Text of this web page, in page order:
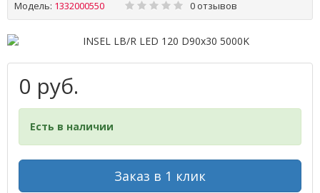
Модель: 1332000550 0 отзывов
0 руб.
Есть в наличии
Заказ в 1 клик